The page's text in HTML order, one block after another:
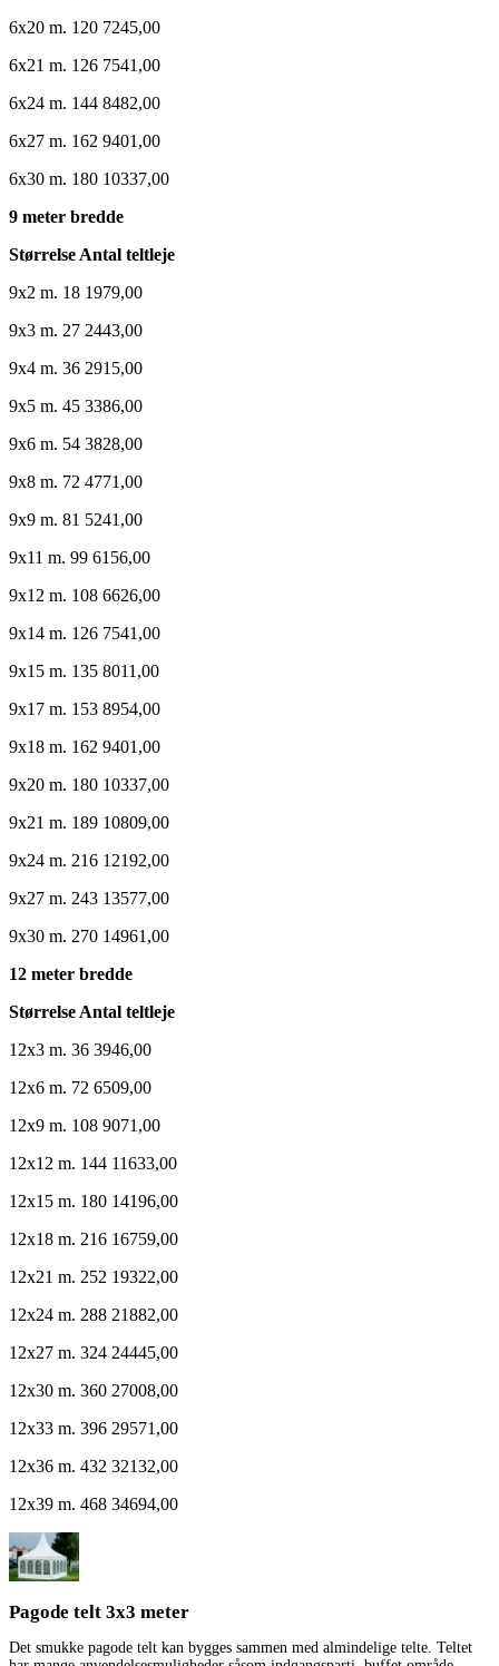
6x20 m. 120 7245,00
6x21 m. 126 7541,00
6x24 m. 144 8482,00
6x27 m. 162 9401,00
6x30 m. 180 10337,00
9 meter bredde
Størrelse Antal teltleje
9x2 m. 18 1979,00
9x3 m. 27 2443,00
9x4 m. 36 2915,00
9x5 m. 45 3386,00
9x6 m. 54 3828,00
9x8 m. 72 4771,00
9x9 m. 81 5241,00
9x11 m. 99 6156,00
9x12 m. 108 6626,00
9x14 m. 126 7541,00
9x15 m. 135 8011,00
9x17 m. 153 8954,00
9x18 m. 162 9401,00
9x20 m. 180 10337,00
9x21 m. 189 10809,00
9x24 m. 216 12192,00
9x27 m. 243 13577,00
9x30 m. 270 14961,00
12 meter bredde
Størrelse Antal teltleje
12x3 m. 36 3946,00
12x6 m. 72 6509,00
12x9 m. 108 9071,00
12x12 m. 144 11633,00
12x15 m. 180 14196,00
12x18 m. 216 16759,00
12x21 m. 252 19322,00
12x24 m. 288 21882,00
12x27 m. 324 24445,00
12x30 m. 360 27008,00
12x33 m. 396 29571,00
12x36 m. 432 32132,00
12x39 m. 468 34694,00
Pagode telt 3x3 meter
Det smukke pagode telt kan bygges sammen med almindelige telte. Teltet